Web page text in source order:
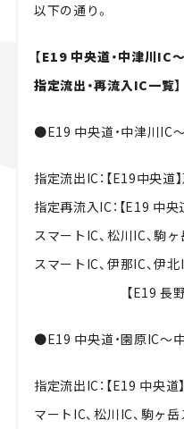
以下の通り。
【E19 中央道・中津川IC
指定流出・再流入IC一覧】
●E19 中央道・中津川IC～
指定流出IC：【E19中央道
指定再流入IC：【E19 中
スマートIC、松川IC、駒
スマートIC、伊那IC、伊北
【E19 長野道】岡
●E19 中央道・園原IC～中
指定流出IC：【E19 中央
マートIC、松川IC、駒ヶ